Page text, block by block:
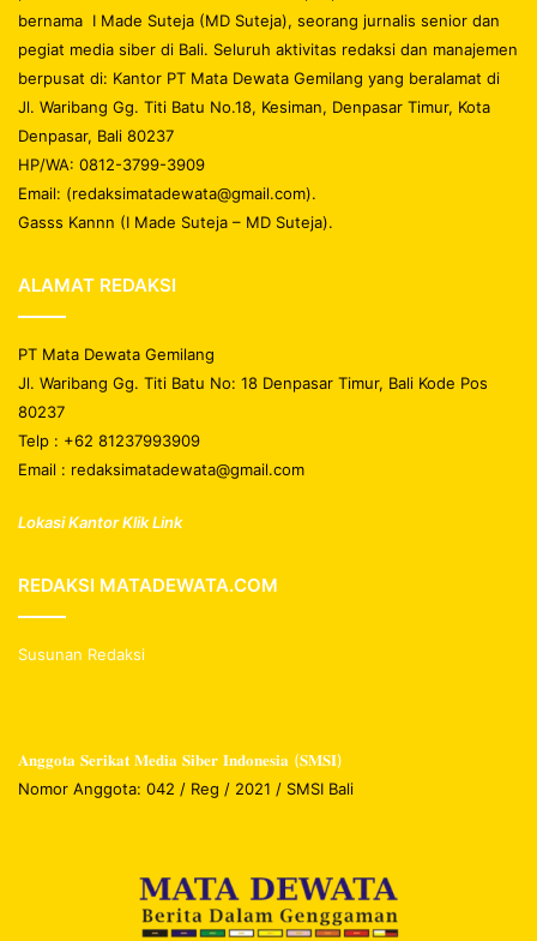
bernama I Made Suteja (MD Suteja), seorang jurnalis senior dan
pegiat media siber di Bali. Seluruh aktivitas redaksi dan manajemen
berpusat di: Kantor PT Mata Dewata Gemilang yang beralamat di
Jl. Waribang Gg. Titi Batu No.18, Kesiman, Denpasar Timur, Kota
Denpasar, Bali 80237
HP/WA: 0812-3799-3909
Email: (redaksimatadewata@gmail.com).
Gasss Kannn (I Made Suteja – MD Suteja).
ALAMAT REDAKSI
PT Mata Dewata Gemilang
Jl. Waribang Gg. Titi Batu No: 18 Denpasar Timur, Bali Kode Pos
80237
Telp : +62 81237993909
Email : redaksimatadewata@gmail.com
Lokasi Kantor Klik Link
REDAKSI MATADEWATA.COM
Susunan Redaksi
𝐀𝐧𝐠𝐠𝐨𝐭𝐚 𝐒𝐞𝐫𝐢𝐤𝐚𝐭 𝐌𝐞𝐝𝐢𝐚 𝐒𝐢𝐛𝐞𝐫 𝐈𝐧𝐝𝐨𝐧𝐞𝐬𝐢𝐚 (𝐒𝐌𝐒𝐈)
Nomor Anggota: 042 / Reg / 2021 / SMSI Bali